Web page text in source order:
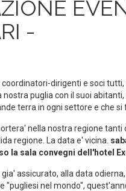
-
dirigenti e soci
puglia con il suoi
terra in ogni settore e che si
nella nostra regione
regione. La data e' vicina.
la sala convegni dell'hotel
assicurato, alla data
"pugliesi nel mondo",